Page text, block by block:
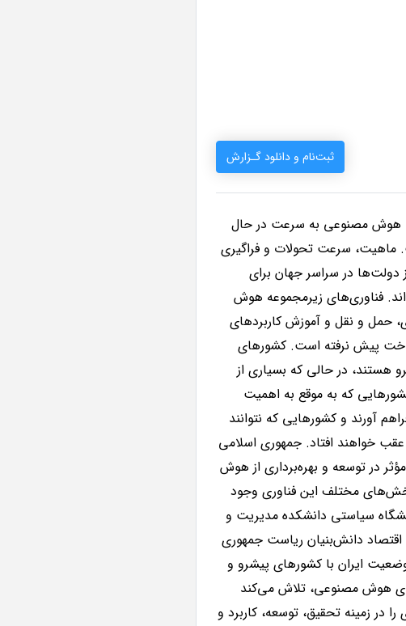
ثبت‌نام و دانلود گـزارش
هوش مصنوعی به سرعت در حال
ماهیت، سرعت تحولات و فراگیری
دولت‌ها در سراسر جهان برای
فناوری‌های زیرمجموعه هوش
حمل و نقل و آموزش کاربردهای
پیش نرفته است. کشورهای
هستند، در حالی که بسیاری از
که به موقع به اهمیت
آورند و کشورهایی که نتوانند
عقب خواهند افتاد. جمهوری اسلامی
در توسعه و بهره‌برداری از هوش
مختلف این فناوری وجود
سیاستی دانشکده مدیریت و
دانش‌بنیان ریاست جمهوری
ایران با کشورهای پیشرو و
هوش مصنوعی، تلاش می‌کند
در زمینه تحقیق، توسعه، کاربرد و